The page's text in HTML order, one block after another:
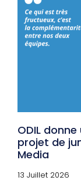
ODIL
projet de
Media
13 Juillet 2026